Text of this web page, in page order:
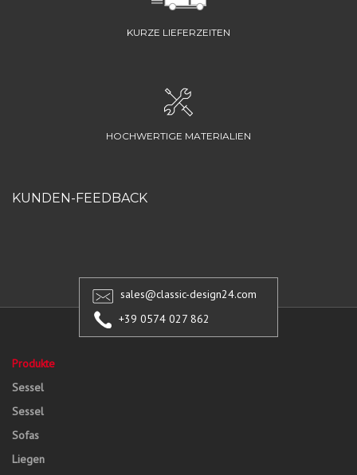
KURZE LIEFERZEITEN
HOCHWERTIGE MATERIALIEN
KUNDEN-FEEDBACK
sales@classic-design24.com
+39 0574 027 862
Produkte
Sessel
Sessel
Sofas
Liegen